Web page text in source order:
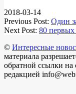
2018-03-14
Previous Post: Один
Next Post: 80 первых
© Интересные
материала
обратной ссылки на
редакцией